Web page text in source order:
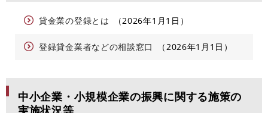
貸金業の登録とは 2026年1月1日
登録貸金業者などの相談窓口 2026年1月1日
中小企業・小規模企業の振興に関する施策の
実施状況等